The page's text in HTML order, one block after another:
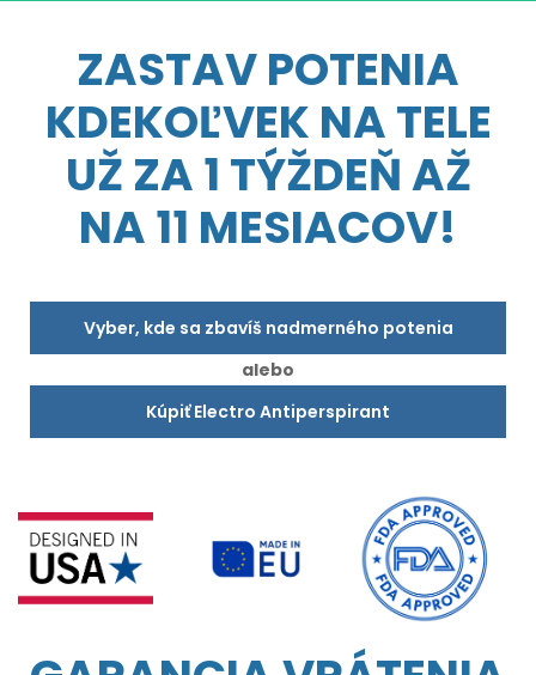
ZASTAV POTENIA
KDEKOĽVEK NA TELE
UŽ ZA 1 TÝŽDEŇ AŽ
NA 11 MESIACOV!
Vyber, kde sa zbavíš nadmerného potenia
alebo
Kúpiť Electro Antiperspirant